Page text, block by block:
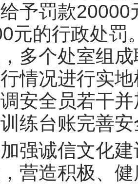
予罚款
元的行政处罚
多个处室组
情况进行实
安全员若干
练台账完善
诚信文化建
营造积极、